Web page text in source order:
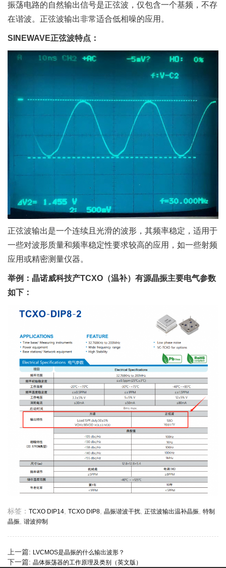
振荡电路的自然输出信号是正弦波，仅包含一个基频，不存
在谐波。正弦波输出非常适合低相噪的应用。
SINEWAVE正弦波特点：
正弦波输出是一个连续且光滑的波形，其频率稳定，适用于
一些对波形质量和频率稳定性要求较高的应用，如一些射频
应用或精密测量仪器。
举例：晶诺威科技产TCXO（温补）有源晶振主要电气参数
如下：
标签： TCXO DIP14 TCXO DIP8 晶振谐波干扰 正弦波输出温补晶振
特制
晶振
谐波抑制
上一篇: LVCMOS是晶振的什么输出波形？
下一篇: 晶体振荡器的工作原理及类别（英文版）